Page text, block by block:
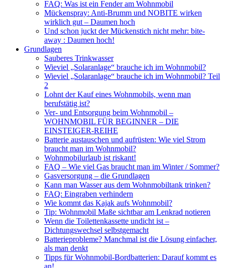
FAQ: Was ist ein Fender am Wohnmobil
Mückenspray: Anti-Brumm und NOBITE wirken
wirklich gut – Daumen hoch
Und schon juckt der Mückenstich nicht mehr: bite-
away : Daumen hoch!
Grundlagen
Sauberes Trinkwasser
Wieviel „Solaranlage“ brauche ich im Wohnmobil?
Wieviel „Solaranlage“ brauche ich im Wohnmobil? Teil
2
Lohnt der Kauf eines Wohnmobils, wenn man
berufstätig ist?
Ver- und Entsorgung beim Wohnmobil –
WOHNMOBIL FÜR BEGINNER – DIE
EINSTEIGER-REIHE
Batterie austauschen und aufrüsten: Wie viel Strom
braucht man im Wohnmobil?
Wohnmobilurlaub ist riskant!
FAQ – Wie viel Gas braucht man im Winter / Sommer?
Gasversorgung – die Grundlagen
Kann man Wasser aus dem Wohnmobiltank trinken?
FAQ: Eingraben verhindern
Wie kommt das Kajak aufs Wohnmobil?
Tip: Wohnmobil Maße sichtbar am Lenkrad notieren
Wenn die Toilettenkassette undicht ist –
Dichtungswechsel selbstgemacht
Batterieprobleme? Manchmal ist die Lösung einfacher,
als man denkt
Tipps für Wohnmobil-Bordbatterien: Darauf kommt es
an!